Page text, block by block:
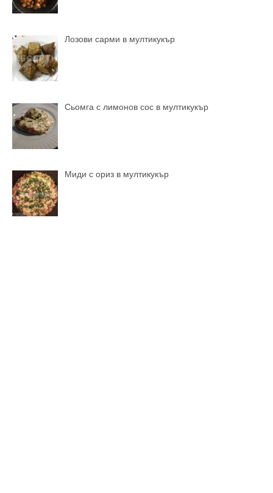
Лозови сарми в мултикукър
Сьомга с лимонов сос в мултикукър
Миди с ориз в мултикукър